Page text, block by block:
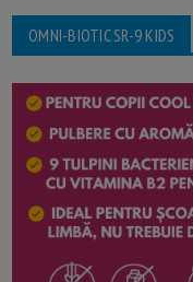
OMNI-BIOTIC SR-9 KIDS